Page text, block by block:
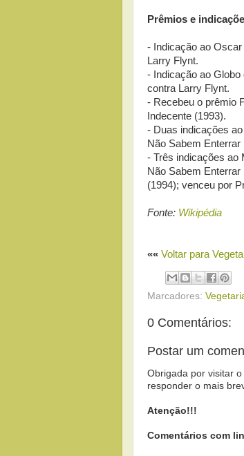
Prêmios e
- Indicação ao
Larry Flynt.
- Indicação ao
contra Larry Flynt.
- Recebeu o prêmio
Indecente (1993).
- Duas indicações
Não Sabem
- Três indicações ao
Não Sabem
(1994); venceu por
Fonte: Wikipédia
«« Voltar para
Marcadores:
0 Comentários:
Postar um
Obrigada por visitar
responder o mais
Atenção!!!
Comentários com